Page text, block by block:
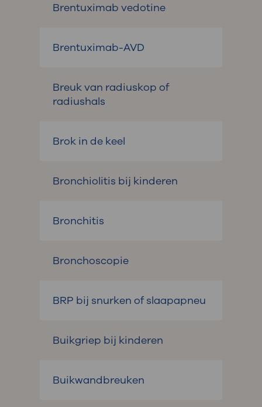
Brentuximab vedotine
Brentuximab-AVD
Breuk van radiuskop of
radiushals
Brok in de keel
Bronchiolitis bij kinderen
Bronchitis
Bronchoscopie
BRP bij snurken of slaapapneu
Buikgriep bij kinderen
Buikwandbreuken